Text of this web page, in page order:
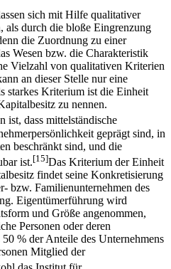
sich mit Hilfe qualitativer
als durch die bloße Eingrenzung
die Zuordnung zu einer
Wesen bzw. die Charakteristik
Vielzahl von qualitativen Kriterien
an dieser Stelle nur eine
starkes Kriterium ist die Einheit
zu nennen.
ist, dass mittelständische
geprägt sind, in
beschränkt sind, und die
ist.[15]Das Kriterium der Einheit
findet seine Konkretisierung
bzw. Familienunternehmen des
Eigentümerführung wird
und Größe angenommen,
Personen oder deren
% der Anteile des Unternehmens
Mitglied der